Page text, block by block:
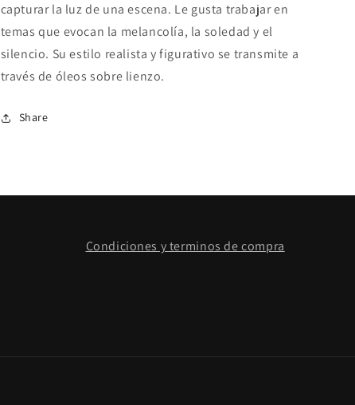
capturar la luz de una escena. Le gusta trabajar en
temas que evocan la melancolía, la soledad y el
silencio. Su estilo realista y figurativo se transmite a
través de óleos sobre lienzo.
Share
Condiciones y terminos de compra